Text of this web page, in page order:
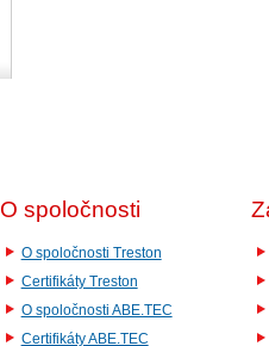
O spoločnosti
O spoločnosti Treston
Certifikáty Treston
O spoločnosti ABE.TEC
Certifikáty ABE.TEC